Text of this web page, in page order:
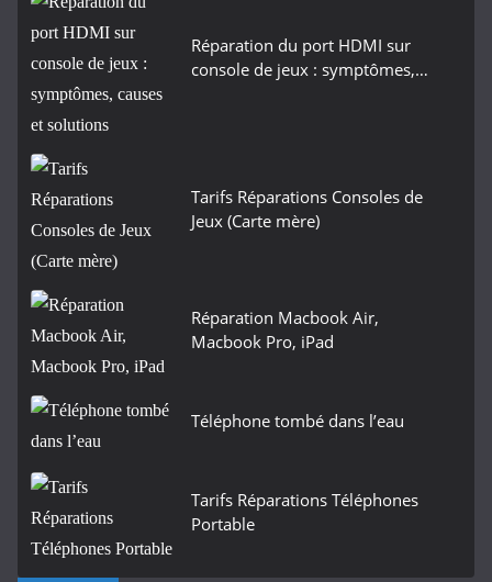
Réparation du port HDMI sur
console de jeux : symptômes,…
Tarifs Réparations Consoles de
Jeux (Carte mère)
Réparation Macbook Air,
Macbook Pro, iPad
Téléphone tombé dans l’eau
Tarifs Réparations Téléphones
Portable